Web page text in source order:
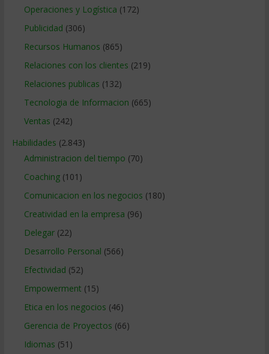
Operaciones y Logística (172)
Publicidad (306)
Recursos Humanos (865)
Relaciones con los clientes (219)
Relaciones publicas (132)
Tecnologia de Informacion (665)
Ventas (242)
Habilidades (2.843)
Administracion del tiempo (70)
Coaching(101)
Comunicacion en los negocios (180)
Creatividad en la empresa (96)
Delegar(22)
Desarrollo Personal (566)
Efectividad (52)
Empowerment (15)
Etica en los negocios (46)
Gerencia de Proyectos (66)
Idiomas (51)